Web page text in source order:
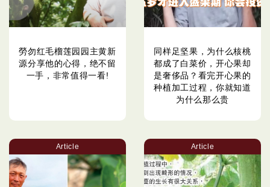
勞勿红毛榴莲园园主黄新
源分享他的心得，绝不留
一手，非常值得一看!
同样足坚果，为什么核桃
都成了白菜价，开心果却
是奢侈品？看完开心果的
种植加工过程，你就知道
为什么那么贵
Article Article